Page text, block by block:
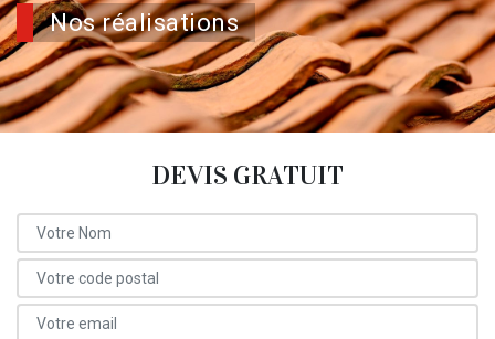
Nos réalisations
DEVIS GRATUIT